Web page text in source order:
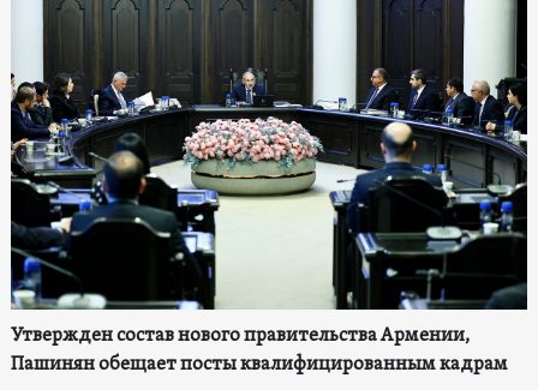
Утвержден состав нового правительства Армении,
Пашинян обещает посты квалифицированным кадрам